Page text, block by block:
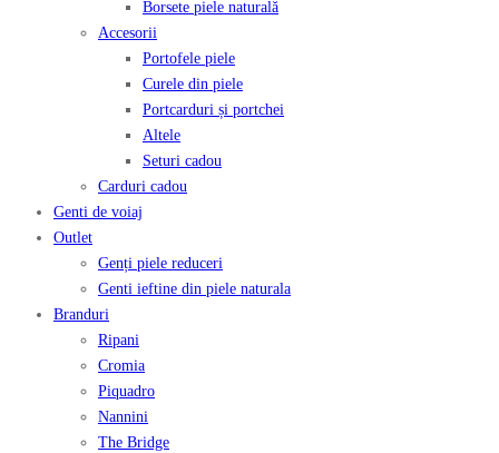
Borsete piele naturală
Accesorii
Portofele piele
Curele din piele
Portcarduri și portchei
Altele
Seturi cadou
Carduri cadou
Genti de voiaj
Outlet
Genți piele reduceri
Genti ieftine din piele naturala
Branduri
Ripani
Cromia
Piquadro
Nannini
The Bridge